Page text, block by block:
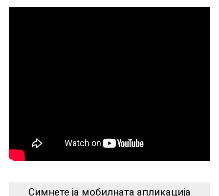
Симнете ја мобилната апликација